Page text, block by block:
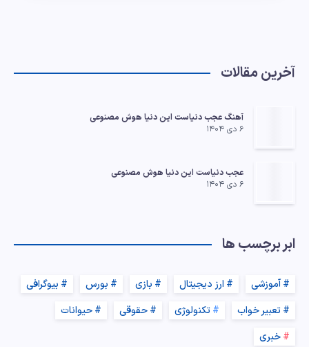
آخرین مقالات
آهنگ عجب دنیاست این دنیا هوش مصنوعی
۶ دی ۱۴۰۴
عجب دنیاست این دنیا هوش مصنوعی
۶ دی ۱۴۰۴
ابر برچسب ها
آموزشی ارز دیجیتال بازی بورس
بیوگرافی
تعبیر خواب
تکنولوژی حقوقی
حیوانات
خبری